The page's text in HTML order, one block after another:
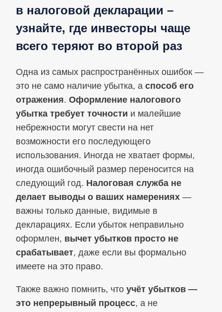
в налоговой декларации –
узнайте, где инвесторы чаще
всего теряют во второй раз
Одна из самых распространённых ошибок —
это не само наличие убытка, а способ его
отражения. Оформление налогового
убытка требует точности и малейшие
небрежности могут свести на нет
возможности его последующего
использования. Иногда не хватает формы,
иногда ошибочный размер переносится на
следующий год. Налоговая служба не
делает выводы о ваших намерениях —
важны только данные, видимые в
декларациях. Если убыток неправильно
оформлен, вычет убытков просто не
срабатывает, даже если вы формально
имеете на это право.
Также важно помнить, что учёт убытков —
это непрерывный процесс, а не